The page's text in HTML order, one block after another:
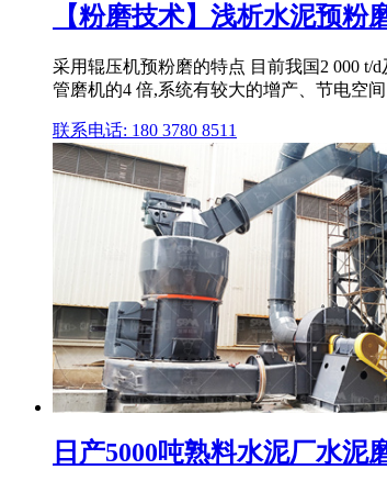
【粉磨技术】浅析水泥预粉
采用辊压机预粉磨的特点 目前我国2 000
管磨机的4 倍,系统有较大的增产、节电空
联系电话: 180 3780 8511
日产5000吨熟料水泥厂水泥